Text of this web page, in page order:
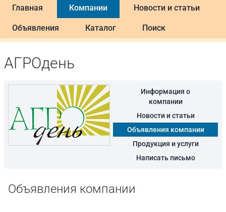
Главная Компании Новости и статьи
Объявления Каталог Поиск
АГРОдень
Информация о
компании
Новости и статьи
Объявления компании
Продукция и услуги
Написать письмо
Объявления компании